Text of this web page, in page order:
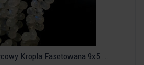
Kropla Fasetowana 9x5 ...